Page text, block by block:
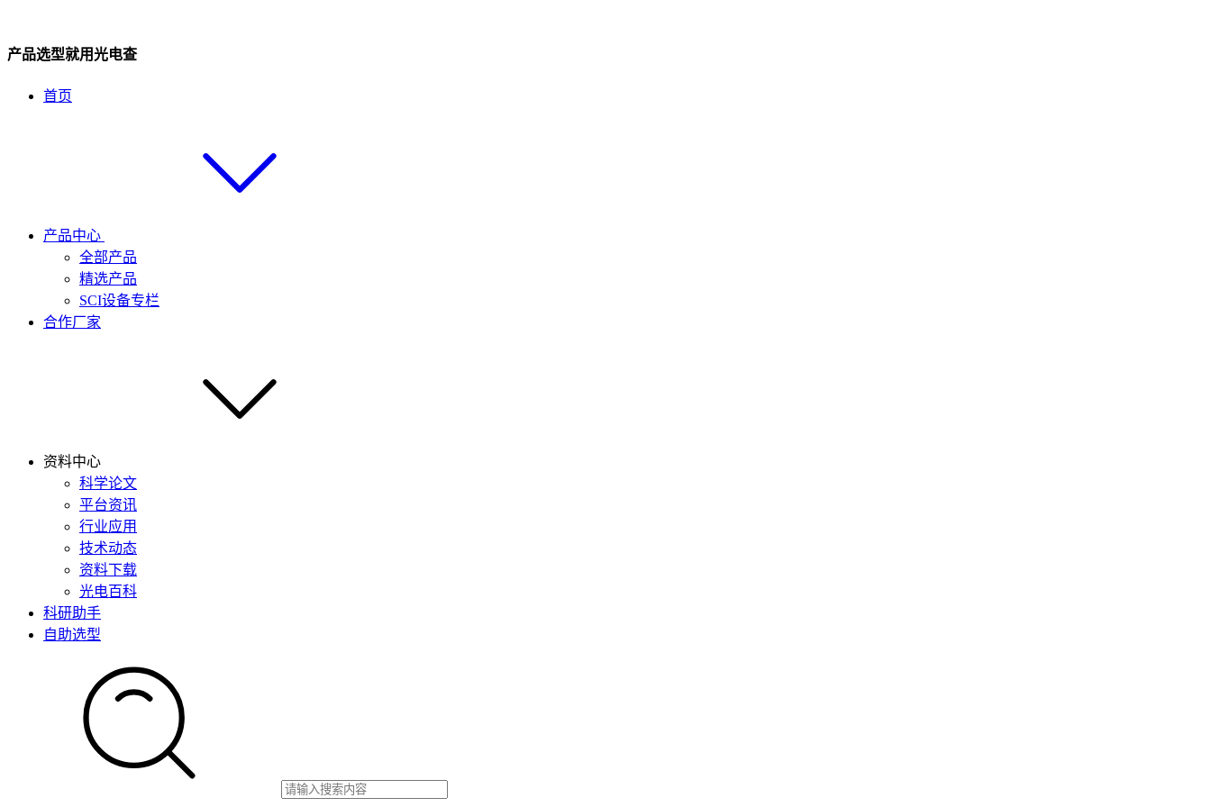
产品选型就用光电查
首页
产品中心
全部产品
精选产品
SCI设备专栏
合作厂家
资料中心
科学论文
平台资讯
行业应用
技术动态
资料下载
光电百科
科研助手
自助选型